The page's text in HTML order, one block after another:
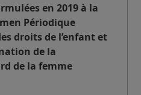
en 2019 à la
Périodique
droits de l’enfant et
de la
de la femme